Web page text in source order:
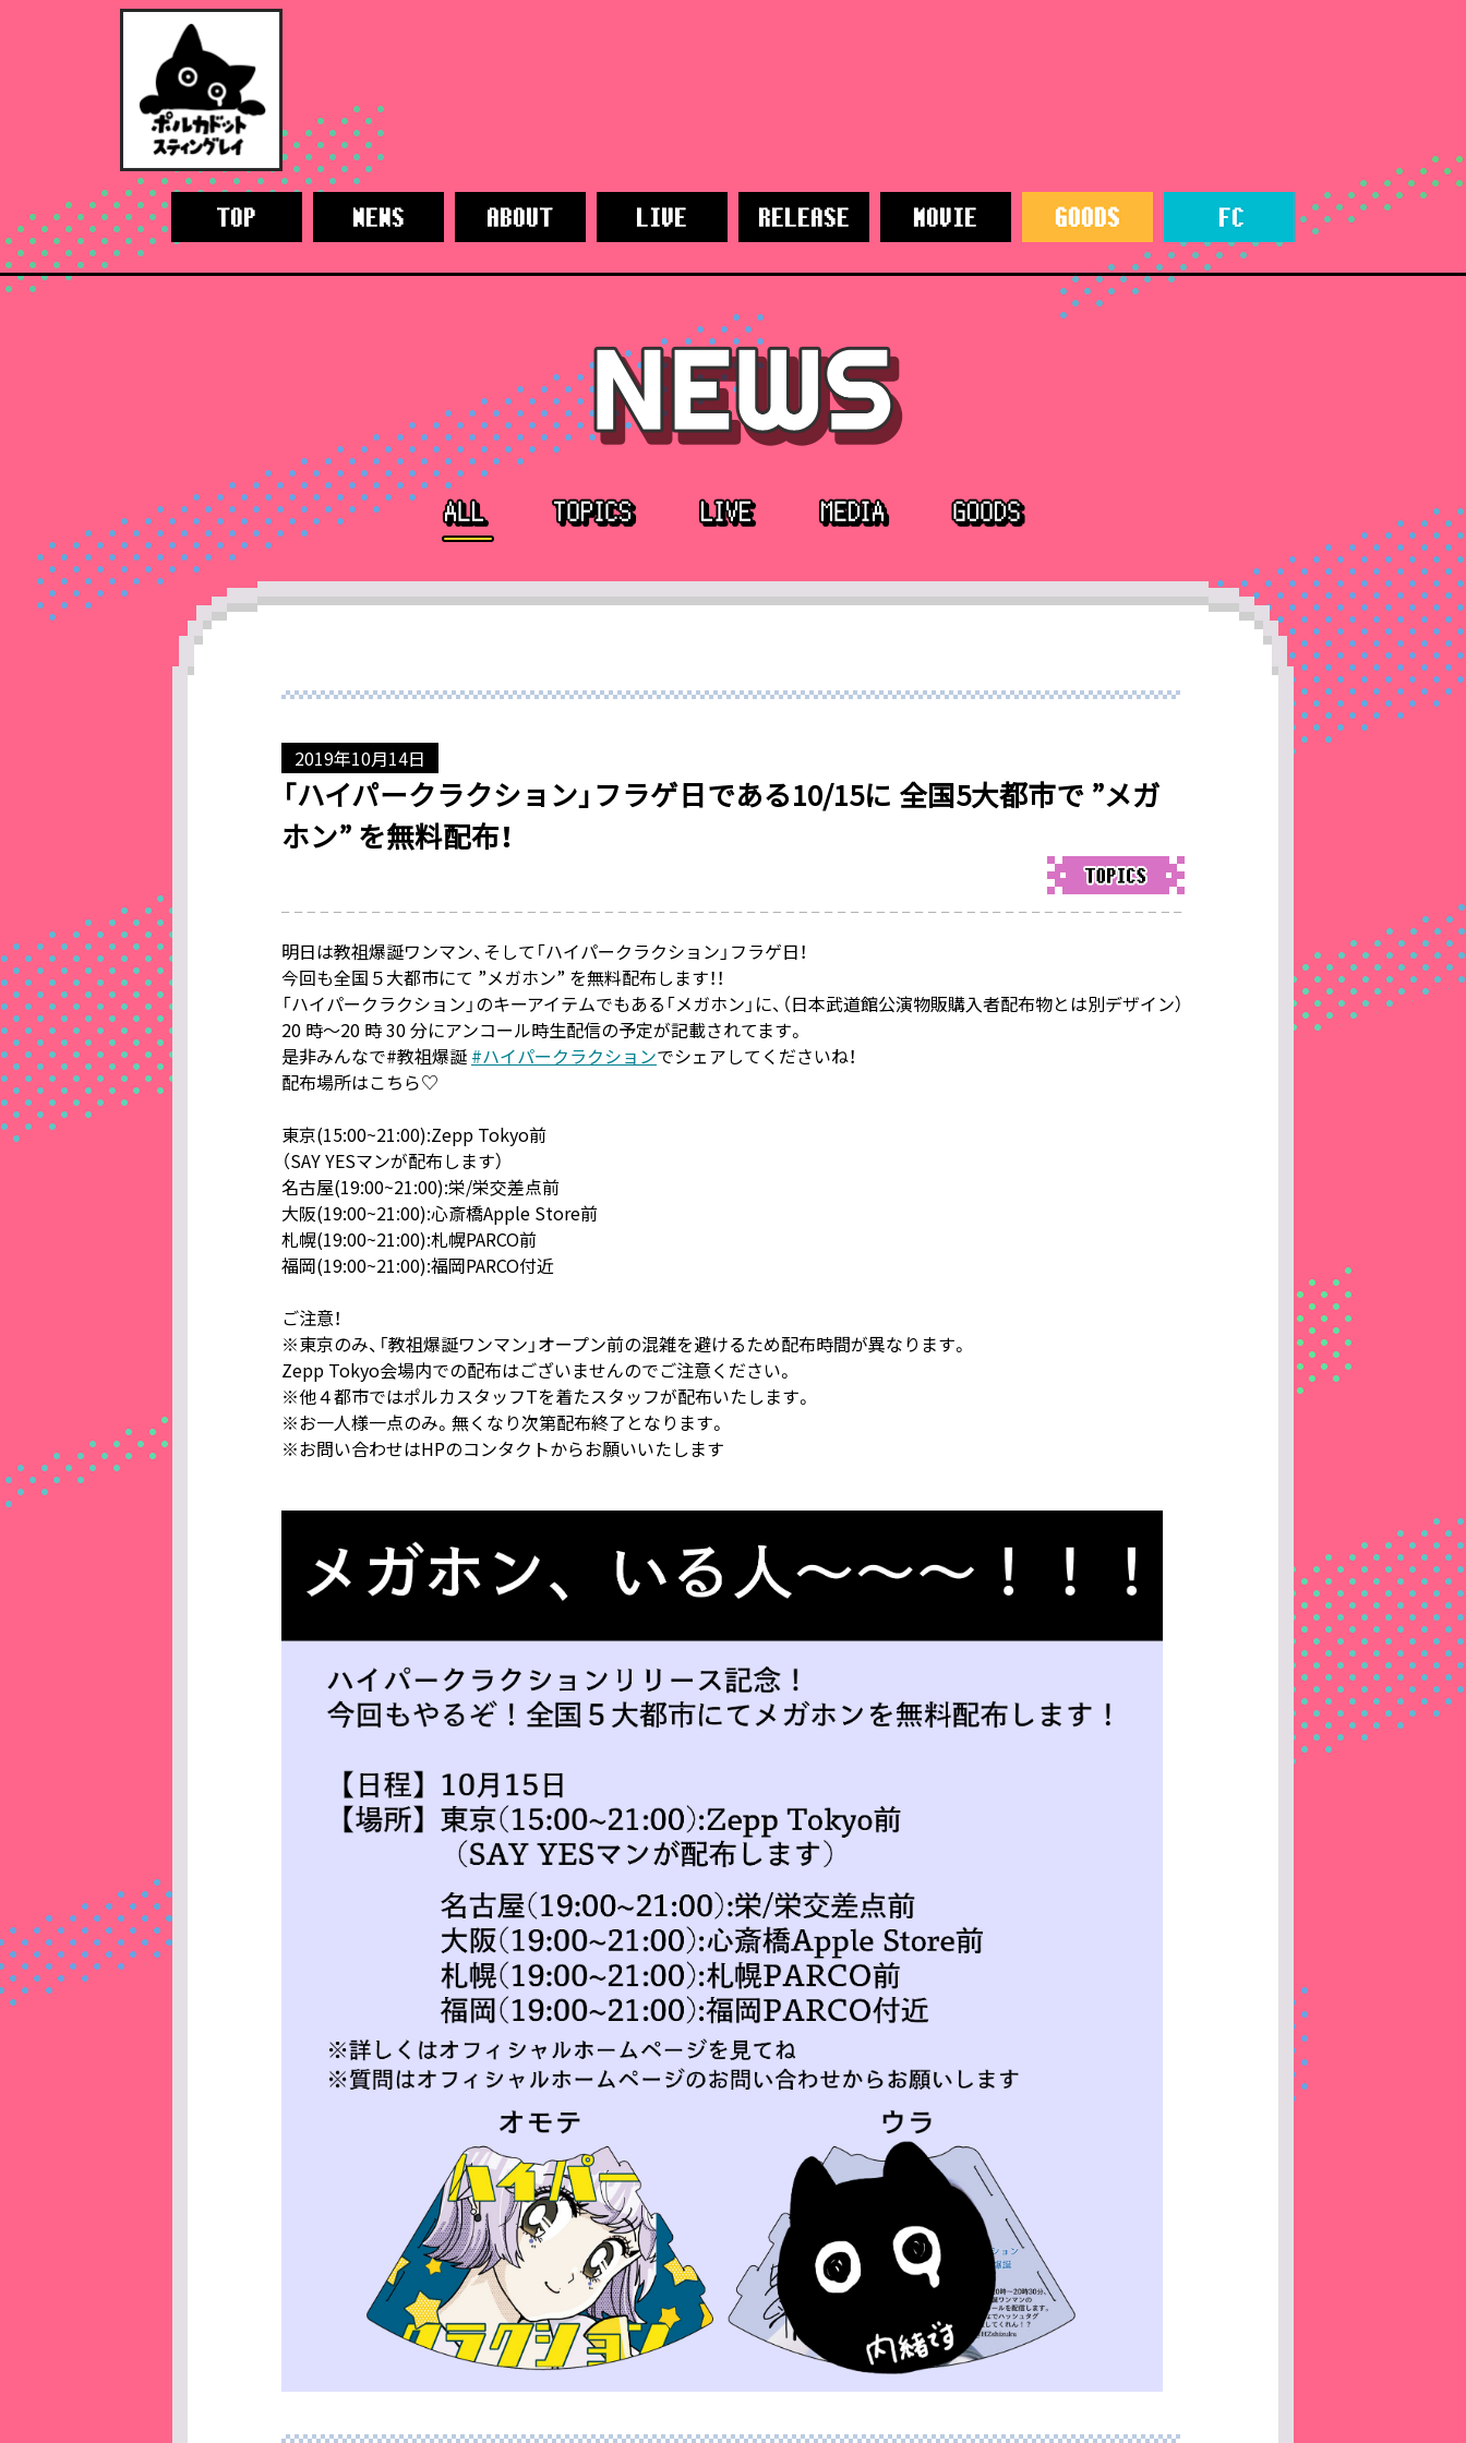
2019年10月14日
「ハイパークラクション」フラゲ日である10/15に 全国5大都市で ”メガ
ホン” を無料配布！
明日は教祖爆誕ワンマン、そして「ハイパークラクション」フラゲ日！
今回も全国５大都市にて ”メガホン” を無料配布します！！
「ハイパークラクション」のキーアイテムでもある「メガホン」に、（日本武道館公演物販購入者配布物とは別デザイン）
20 時〜20 時 30 分にアンコール時生配信の予定が記載されてます。
是非みんなで#教祖爆誕 #ハイパークラクションでシェアしてくださいね！
配布場所はこちら♡
東京(15:00~21:00):Zepp Tokyo前
（SAY YESマンが配布します）
名古屋(19:00~21:00):栄/栄交差点前
大阪(19:00~21:00):心斎橋Apple Store前
札幌(19:00~21:00):札幌PARCO前
福岡(19:00~21:00):福岡PARCO付近
ご注意！
※東京のみ、「教祖爆誕ワンマン」オープン前の混雑を避けるため配布時間が異なります。
Zepp Tokyo会場内での配布はございませんのでご注意ください。
※他４都市ではポルカスタッフTを着たスタッフが配布いたします。
※お一人様一点のみ。無くなり次第配布終了となります。
※お問い合わせはHPのコンタクトからお願いいたします